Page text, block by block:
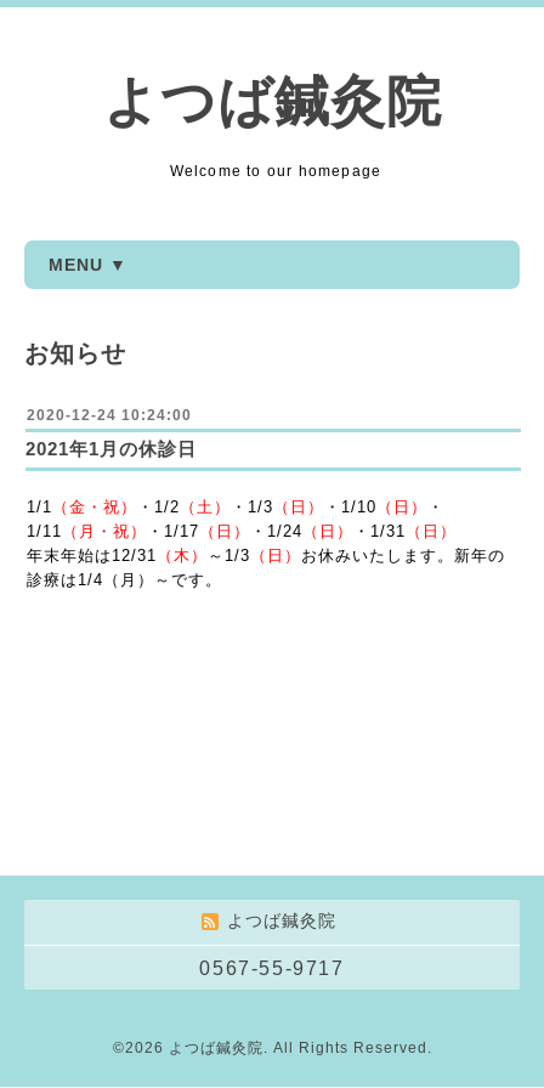
よつば鍼灸院
Welcome to our homepage
MENU ▼
お知らせ
2020-12-24 10:24:00
2021年1月の休診日
1/1 （金・祝） ・1/2 （土） ・1/3 （日） ・1/10 （日）
・
1/11 （月・祝） ・1/17 （日） ・1/24 （日） ・1/31 （日）
年末年始は12/31 （木） ～ 1/3 （日） お休みいたします。新年の
診療は1/4（月）～です。
よつば鍼灸院
0567-55-9717
©2026 よつば鍼灸院. All Rights Reserved.